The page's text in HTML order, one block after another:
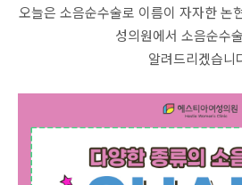
오늘은 소음순수술로 이름이 자자한 논
성의원에서 소음순수
알려드리겠습니